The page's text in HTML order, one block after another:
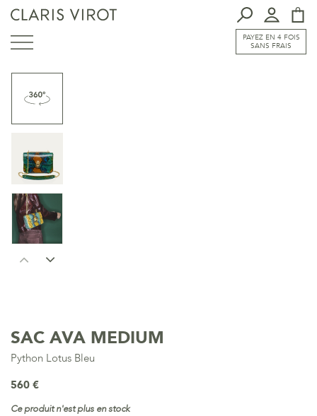
PAYEZ EN 4 FOIS
SANS FRAIS
SAC AVA MEDIUM
Python Lotus Bleu
560 €
Ce produit n'est plus en stock